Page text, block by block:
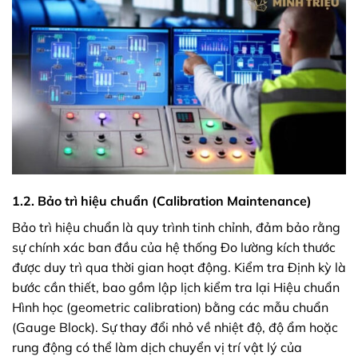
1.2. Bảo trì hiệu chuẩn (Calibration Maintenance)
Bảo trì hiệu chuẩn là quy trình tinh chỉnh, đảm bảo rằng
sự chính xác ban đầu của hệ thống Đo lường kích thước
được duy trì qua thời gian hoạt động. Kiểm tra Định kỳ là
bước cần thiết, bao gồm lập lịch kiểm tra lại Hiệu chuẩn
Hình học (geometric calibration) bằng các mẫu chuẩn
(Gauge Block). Sự thay đổi nhỏ về nhiệt độ, độ ẩm hoặc
rung động có thể làm dịch chuyển vị trí vật lý của